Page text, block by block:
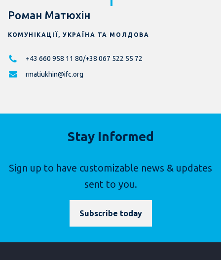
Роман Матюхін
КОМУНІКАЦІЇ, УКРАЇНА ТА МОЛДОВА
+43 660 958 11 80/+38 067 522 55 72
rmatiukhin@ifc.org
Stay Informed
Sign up to have customizable news & updates
sent to you.
Subscribe today